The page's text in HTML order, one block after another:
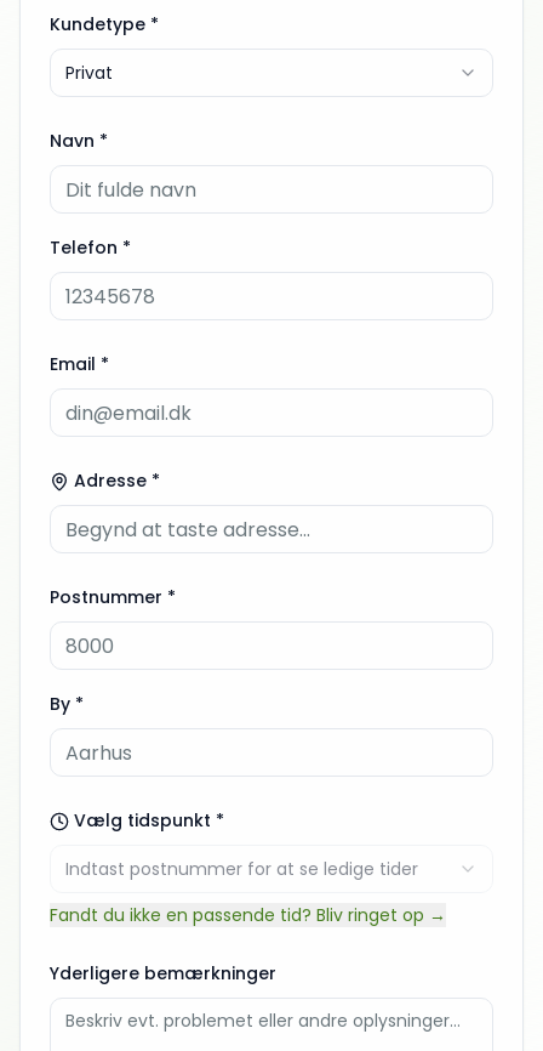
Kundetype *
Privat
Navn *
Telefon *
Email *
Adresse *
Postnummer *
By *
Vælg tidspunkt *
Indtast postnummer for at se ledige tider
Fandt du ikke en passende tid? Bliv ringet op →
Yderligere bemærkninger